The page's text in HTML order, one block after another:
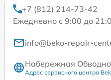
+7 (812) 214-73-42
Ежедневно с 9:00 до
info@beko-repair-
Набережная
Адрес сервисного центра